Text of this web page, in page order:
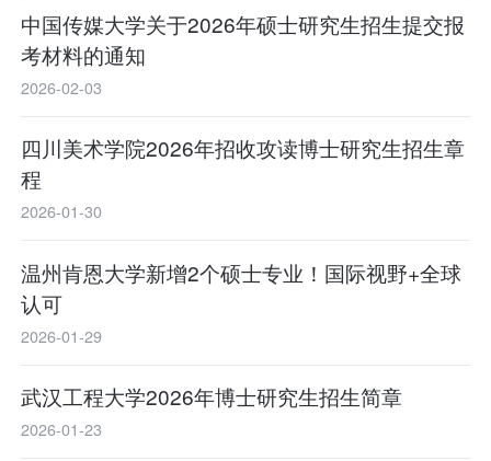
中国传媒大学关于2026年硕士研究生招生提交报
考材料的通知
2026-02-03
四川美术学院2026年招收攻读博士研究生招生章
程
2026-01-30
温州肯恩大学新增2个硕士专业！国际视野+全球
认可
2026-01-29
武汉工程大学2026年博士研究生招生简章
2026-01-23